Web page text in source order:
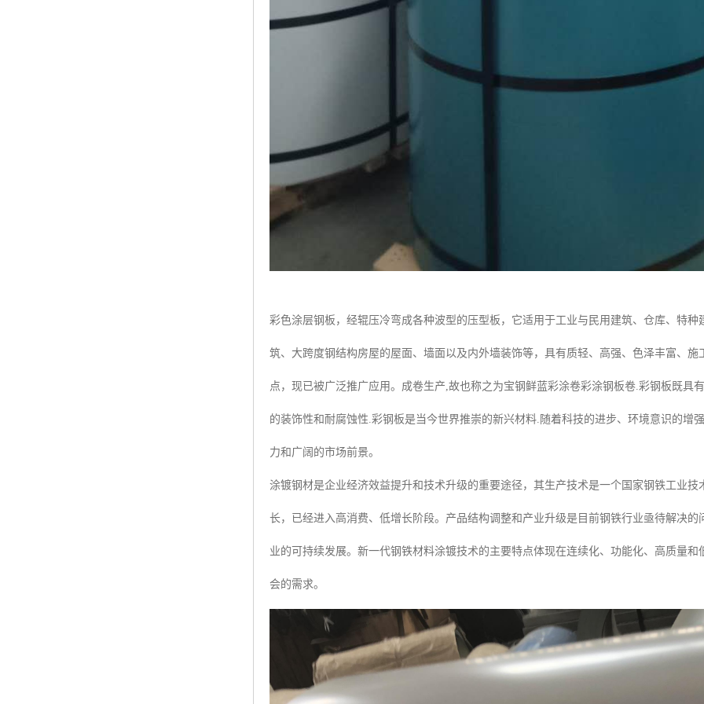
彩色涂层钢板，经辊压冷弯成各种波型的压型板，它适用于工业与民用建筑、仓库、特种
筑、大跨度钢结构房屋的屋面、墙面以及内外墙装饰等，具有质轻、高强、色泽丰富、
点，现已被广泛推广应用。成卷生产,故也称之为宝钢鲜蓝彩涂卷彩涂钢板卷.彩钢板既具
的装饰性和耐腐蚀性.彩钢板是当今世界推崇的新兴材料.随着科技的进步、环境意识的增
力和广阔的市场前景。
涂镀钢材是企业经济效益提升和技术升级的重要途径，其生产技术是一个国家钢铁工业
长，已经进入高消费、低增长阶段。产品结构调整和产业升级是目前钢铁行业亟待解决
业的可持续发展。新一代钢铁材料涂镀技术的主要特点体现在连续化、功能化、高质量
会的需求。